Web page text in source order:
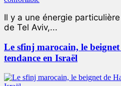
Il y a une énergie
de Tel Aviv,...
Le sfinj marocain, le
tendance en Israël